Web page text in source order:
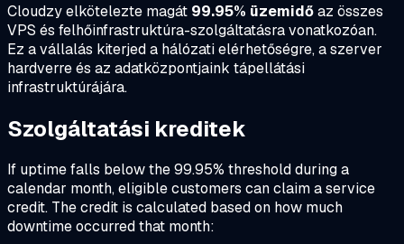
Cloudzy elkötelezte magát 99.95% üzemidőaz összes
VPS és felhőinfrastruktúra-szolgáltatásra vonatkozóan.
Ez a vállalás kiterjed a hálózati elérhetőségre, a szerver
hardverre és az adatközpontjaink tápellátási
infrastruktúrájára.
Szolgáltatási kreditek
If uptime falls below the 99.95% threshold during a
calendar month, eligible customers can claim a service
credit. The credit is calculated based on how much
downtime occurred that month: